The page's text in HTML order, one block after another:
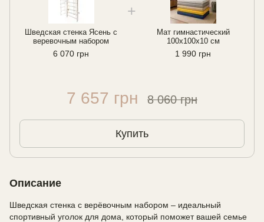
Шведская стенка Ясень с
веревочным набором
6 070 грн
Мат гимнастический
100х100х10 см
1 990 грн
7 657 грн 8 060 грн
Купить
Описание
Шведская стенка с верёвочным набором – идеальный
спортивный уголок для дома, который поможет вашей семье